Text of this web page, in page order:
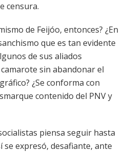
censura.
de Feijóo, entonces? ¿En
que es tan evidente
de sus aliados
sin abandonar el
¿Se conforma con
contenido del PNV y
piensa seguir hasta
se expresó, desafiante, ante